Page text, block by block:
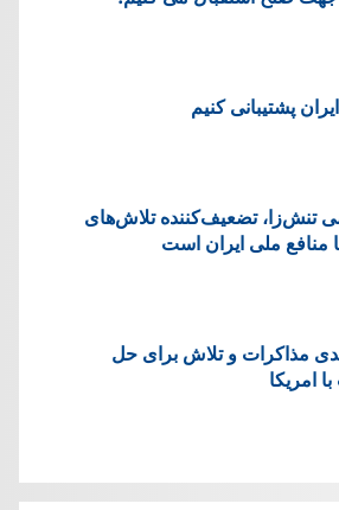
پشتیبانی کنیم
تنش‌زا، تضعیف‌کننده تلاش‌های
منافع ملی ایران است
مذاکرات و تلاش برای حل
امریکا